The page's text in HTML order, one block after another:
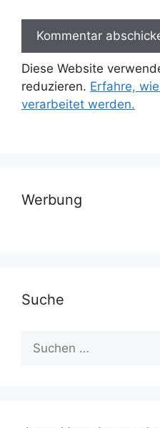
Diese Website
reduzieren. Erfahre,
verarbeitet werden.
Werbung
Suche
nach: